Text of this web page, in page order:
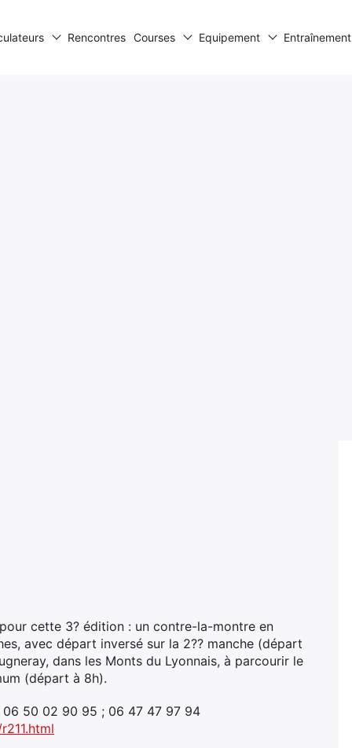
cette 3? édition : un contre-la-montre en
avec départ inversé sur la 2?? manche (départ
dans les Monts du Lyonnais, à parcourir le
(départ à 8h).
06 50 02 90 95 ; 06 47 47 97 94
Rencontres Courses Equipement Entraînement